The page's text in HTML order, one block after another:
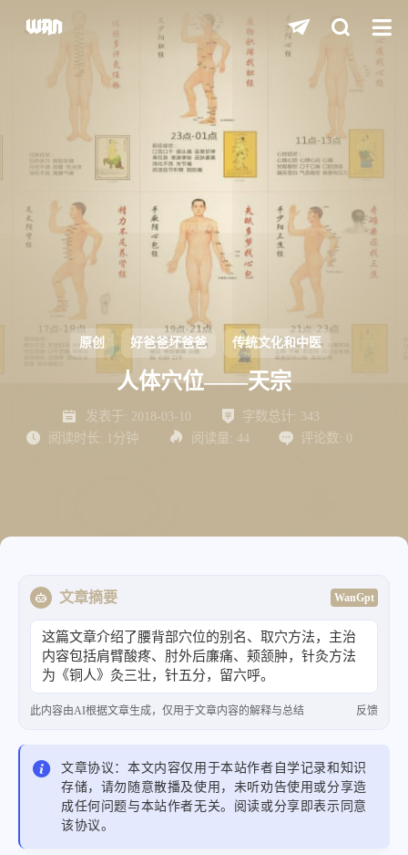
关闭快捷键功能
shift 打开中控台
D 深色/浅色显示模式
S 站内搜索
H 返回首页
L 友链页面
原创 好爸爸坏爸爸 传统文化和中医
人体穴位——天宗
发表于: 2018-03-10 字数总计: 343
阅读时长: 1分钟 阅读量: 44 评论数: 0
文章摘要 WanGpt
这篇文章介绍了腰背部穴位的别名、取穴方法，主治
内容包括肩臂酸疼、肘外后廉痛、颊颔肿，针灸方法
为《铜人》灸三壮，针五分，留六呼。
此内容由AI根据文章生成，仅用于文章内容的解释与总结 反馈
文章协议：本文内容仅用于本站作者自学记录和知识
存储，请勿随意散播及使用，未听劝告使用或分享造
成任何问题与本站作者无关。阅读或分享即表示同意
该协议。